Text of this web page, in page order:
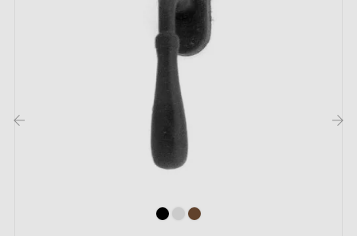
1 pièce de rosace de montage (adaptateur de
1 pièce de recouvrement de fenêtre
2 vis traversantes M5x40